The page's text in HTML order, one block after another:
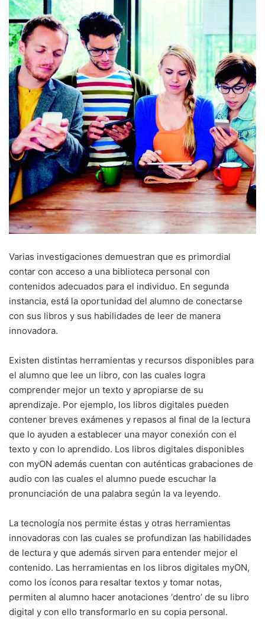
Varias investigaciones demuestran que es primordial
contar con acceso a una biblioteca personal con
contenidos adecuados para el individuo. En segunda
instancia, está la oportunidad del alumno de conectarse
con sus libros y sus habilidades de leer de manera
innovadora.
Existen distintas herramientas y recursos disponibles para
el alumno que lee un libro, con las cuales logra
comprender mejor un texto y apropiarse de su
aprendizaje. Por ejemplo, los libros digitales pueden
contener breves exámenes y repasos al final de la lectura
que lo ayuden a establecer una mayor conexión con el
texto y con lo aprendido. Los libros digitales disponibles
con myON además cuentan con auténticas grabaciones de
audio con las cuales el alumno puede escuchar la
pronunciación de una palabra según la va leyendo.
La tecnología nos permite éstas y otras herramientas
innovadoras con las cuales se profundizan las habilidades
de lectura y que además sirven para entender mejor el
contenido. Las herramientas en los libros digitales myON,
como los íconos para resaltar textos y tomar notas,
permiten al alumno hacer anotaciones ‘dentro’ de su libro
digital y con ello transformarlo en su copia personal.